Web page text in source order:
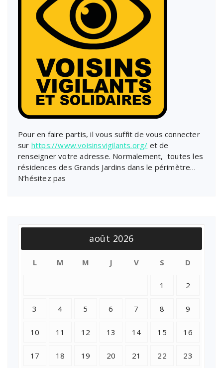
Pour en faire partis, il vous suffit de vous connecter
sur https://www.voisinsvigilants.org/ et de
renseigner votre adresse. Normalement, toutes les
résidences des Grands Jardins dans le périmètre…
N’hésitez pas
août 2026
L M M J V S D
1 2
3 4 5 6 7 8 9
10 11 12 13 14 15 16
17 18 19 20 21 22 23